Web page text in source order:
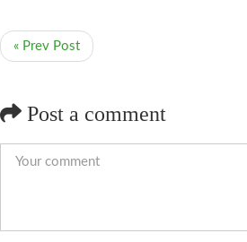
« Prev Post
Post a comment